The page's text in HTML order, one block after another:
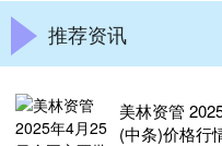
推荐资讯
美林资管
(中条)价格行